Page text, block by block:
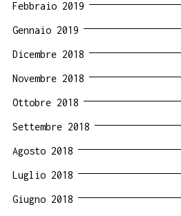
Febbraio 2019
Gennaio 2019
Dicembre 2018
Novembre 2018
Ottobre 2018
Settembre 2018
Agosto 2018
Luglio 2018
Giugno 2018